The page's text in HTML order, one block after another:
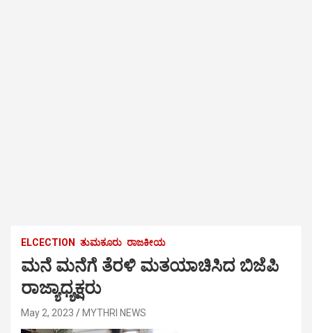
ELCECTION ತುಮಕೂರು ರಾಜಕೀಯ
ಮನೆ ಮನೆಗೆ ತೆರಳಿ ಮತಯಾಚಿಸಿದ ಬಿಜೆಪಿ
ರಾಜ್ಯಾಧ್ಯಕ್ಷರು
May 2, 2023 MYTHRI NEWS